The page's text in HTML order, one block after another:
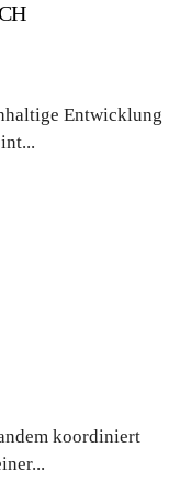
Entwicklung
koordiniert